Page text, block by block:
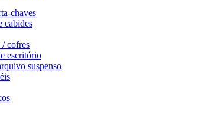
chaves
cabides
/ cofres
escritório
suspenso